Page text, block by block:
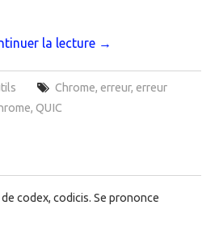
la lecture →
Chrome, erreur, erreur
,QUIC
codex, codicis. Se prononce